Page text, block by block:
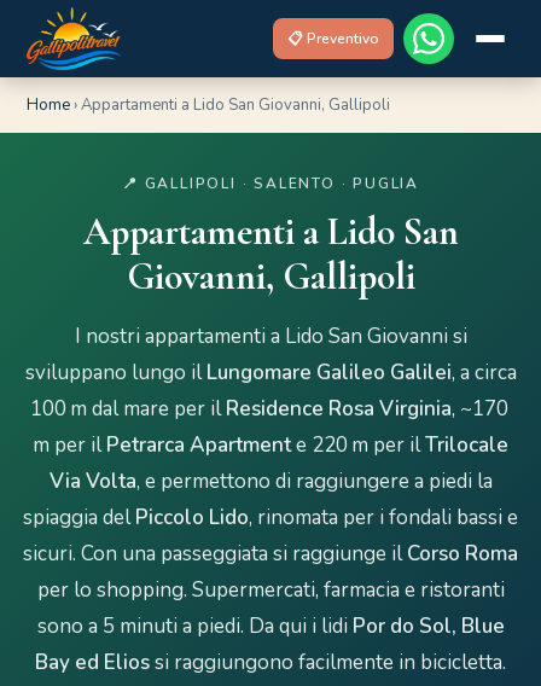
📋 Preventivo
Home›Appartamenti a Lido San Giovanni, Gallipoli
📍 GALLIPOLI · SALENTO · PUGLIA
Appartamenti a Lido San
Giovanni, Gallipoli
I nostri appartamenti a Lido San Giovanni si
sviluppano lungo ilLungomare Galileo Galilei, a circa
100 m dal mare per ilResidence Rosa Virginia, ~170
m per ilPetrarca Apartmente 220 m per ilTrilocale
Via Volta, e permettono di raggiungere a piedi la
spiaggia delPiccolo Lido, rinomata per i fondali bassi e
sicuri. Con una passeggiata si raggiunge ilCorso Roma
per lo shopping. Supermercati, farmacia e ristoranti
sono a 5 minuti a piedi. Da qui i lidi Por do Sol, Blue
Bay ed Eliossi raggiungono facilmente in bicicletta.